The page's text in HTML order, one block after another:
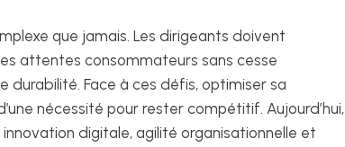
que jamais. Les dirigeants doivent
attentes consommateurs sans cesse
durabilité. Face à ces défis, optimiser sa
nécessité pour rester compétitif. Aujourd’hui,
digitale, agilité organisationnelle et